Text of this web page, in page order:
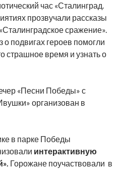
час «Сталинград.
прозвучали рассказы
сражение».
подвигах героев помогли
страшное время и узнать о
«Песни Победы» с
организован в
в парке Победы
интерактивную
Горожане поучаствовали в